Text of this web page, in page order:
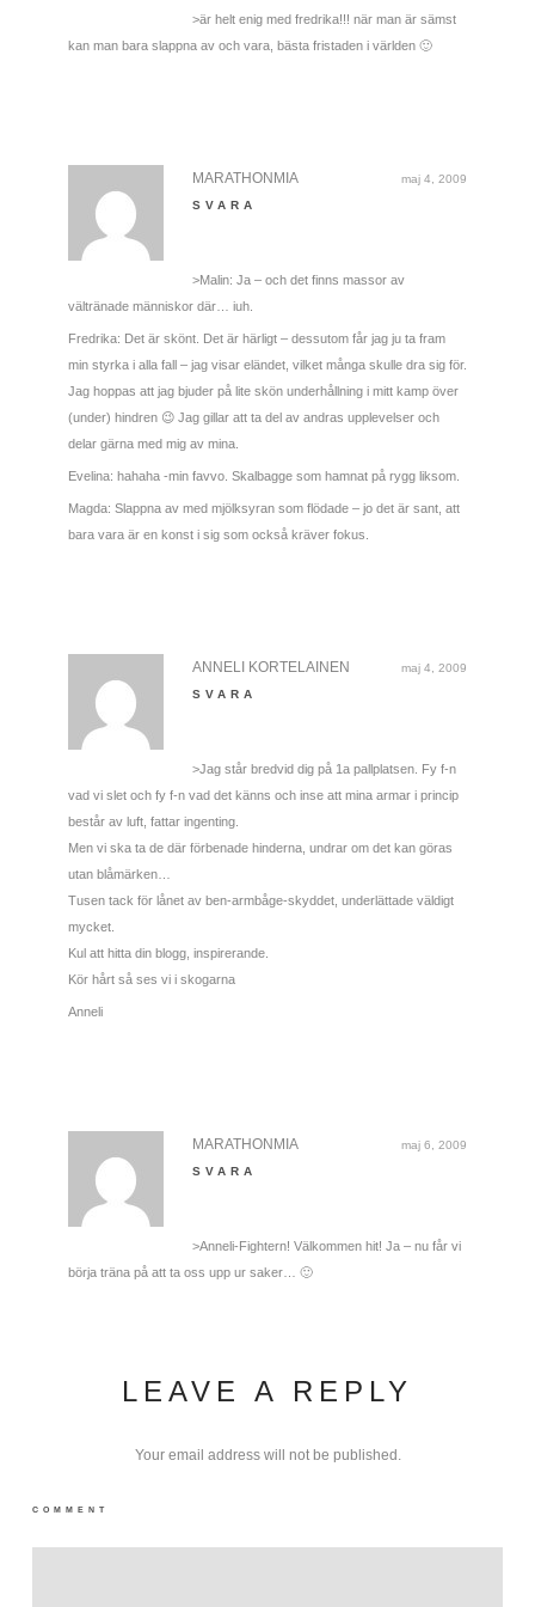
>är helt enig med fredrika!!! när man är sämst
kan man bara slappna av och vara, bästa fristaden i världen 🙂
maj 4, 2009
MARATHONMIA
SVARA
>Malin: Ja – och det finns massor av
vältränade människor där… iuh.
Fredrika: Det är skönt. Det är härligt – dessutom får jag ju ta fram
min styrka i alla fall – jag visar eländet, vilket många skulle dra sig för.
Jag hoppas att jag bjuder på lite skön underhållning i mitt kamp över
(under) hindren 😉 Jag gillar att ta del av andras upplevelser och
delar gärna med mig av mina.
Evelina: hahaha -min favvo. Skalbagge som hamnat på rygg liksom.
Magda: Slappna av med mjölksyran som flödade – jo det är sant, att
bara vara är en konst i sig som också kräver fokus.
maj 4, 2009
ANNELI KORTELAINEN
SVARA
>Jag står bredvid dig på 1a pallplatsen. Fy f-n
vad vi slet och fy f-n vad det känns och inse att mina armar i princip
består av luft, fattar ingenting.
Men vi ska ta de där förbenade hinderna, undrar om det kan göras
utan blåmärken…
Tusen tack för lånet av ben-armbåge-skyddet, underlättade väldigt
mycket.
Kul att hitta din blogg, inspirerande.
Kör hårt så ses vi i skogarna
Anneli
maj 6, 2009
MARATHONMIA
SVARA
>Anneli-Fightern! Välkommen hit! Ja – nu får vi
börja träna på att ta oss upp ur saker… 🙂
LEAVE A REPLY
Your email address will not be published.
COMMENT